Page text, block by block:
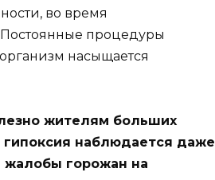
во время
процедуры
насыщается
жителям больших
гипоксия наблюдается даже
горожан на